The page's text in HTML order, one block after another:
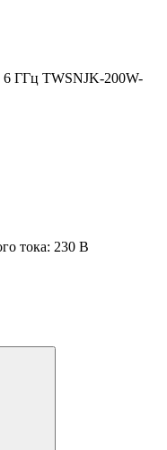
6 ГГц TWSNJK-200W-
тока: 230 В